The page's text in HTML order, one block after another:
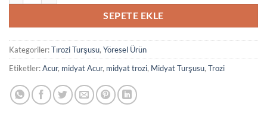
SEPETE EKLE
Kategoriler:Tırozi Turşusu, Yöresel Ürün
Etiketler:Acur, midyat Acur, midyat trozi, Midyat Turşusu, Trozi